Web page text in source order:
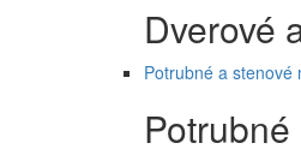
Dverové
Potrubné a stenové